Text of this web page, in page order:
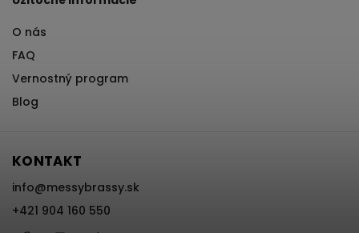
O nás
FAQ
Vernostný program
Blog
KONTAKT
info@messybrassy.sk
+421 904 160 550